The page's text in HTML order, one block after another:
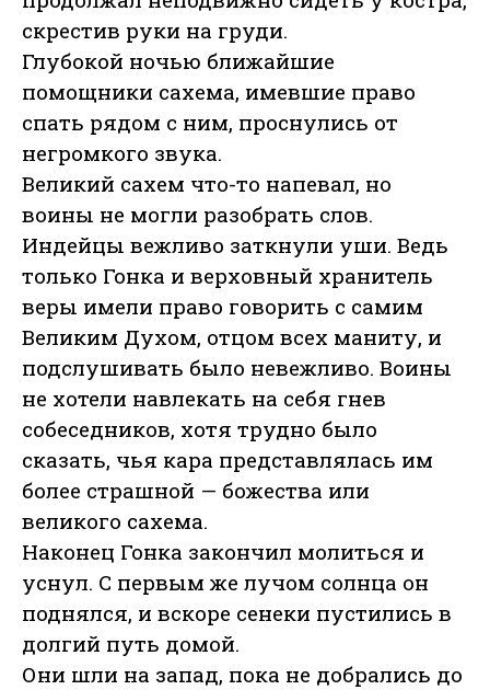
скрестив руки на груди.
Глубокой ночью ближайшие
помощники сахема, имевшие право
спать рядом с ним, проснулись от
негромкого звука.
Великий сахем что-то напевал, но
воины не могли разобрать слов.
Индейцы вежливо заткнули уши. Ведь
только Гонка и верховный хранитель
веры имели право говорить с самим
Великим Духом, отцом всех маниту, и
подслушивать было невежливо. Воины
не хотели навлекать на себя гнев
собеседников, хотя трудно было
сказать, чья кара представлялась им
более страшной — божества или
великого сахема.
Наконец Гонка закончил молиться и
уснул. С первым же лучом солнца он
поднялся, и вскоре сенеки пустились в
долгий путь домой.
Они шли на запад, пока не добрались до